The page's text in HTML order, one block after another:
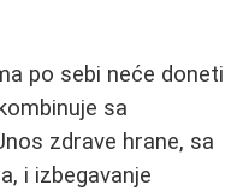
po sebi neće doneti
sa
zdrave hrane, sa
i izbegavanje